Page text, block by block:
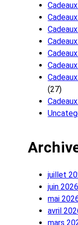
(27)
juillet
juin 2026
mai
avril
mars